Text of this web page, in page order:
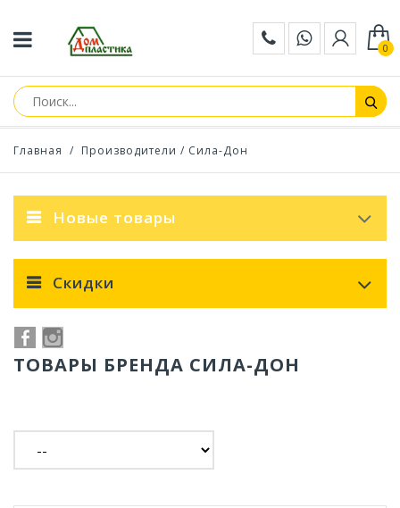
0
Главная / Производители / Сила-Дон
Новые товары
Скидки
ТОВАРЫ БРЕНДА СИЛА-ДОН